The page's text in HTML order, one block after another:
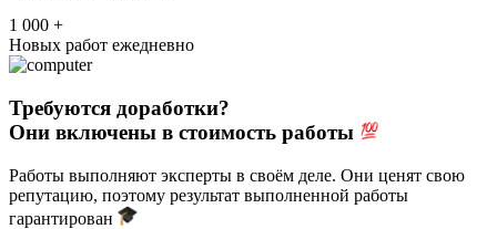
1 000 +
Новых работ ежедневно
Требуются доработки?
Они включены в стоимость работы
Работы выполняют эксперты в своём деле. Они ценят свою
репутацию, поэтому результат выполненной работы
гарантирован